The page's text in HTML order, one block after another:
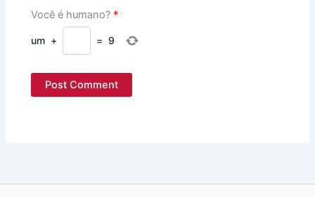
Você é humano? *
um + = 9